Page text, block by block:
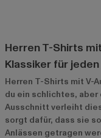
Herren T-Shirts
Klassiker für
Herren T-Shirts mit V-
du ein schlichtes,
Ausschnitt verleiht
sorgt dafür, dass sie
Anlässen getragen